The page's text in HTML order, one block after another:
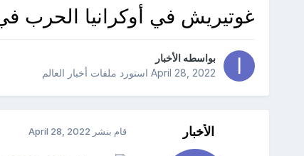
غوتيريش في أوكرانيا الحرب
بواسطه الأخبار
April 28, 2022استورد ملفات أخبار العالم
الأخبار قام بنشر April 28, 2022